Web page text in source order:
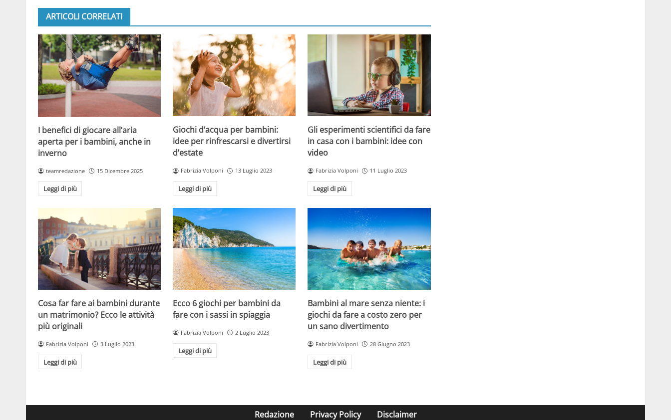
ARTICOLI CORRELATI
I benefici di giocare all’aria
aperta per i bambini, anche in
inverno
teamredazione 15 Dicembre 2025
Leggi di più
Giochi d’acqua per bambini:
idee per rinfrescarsi e divertirsi
d’estate
Fabrizia Volponi 13 Luglio 2023
Leggi di più
Gli esperimenti scientifici da fare
in casa con i bambini: idee con
video
Fabrizia Volponi 11 Luglio 2023
Leggi di più
Cosa far fare ai bambini durante
un matrimonio? Ecco le attività
più originali
Fabrizia Volponi 3 Luglio 2023
Leggi di più
Ecco 6 giochi per bambini da
fare con i sassi in spiaggia
Fabrizia Volponi 2 Luglio 2023
Leggi di più
Bambini al mare senza niente: i
giochi da fare a costo zero per
un sano divertimento
Fabrizia Volponi 28 Giugno 2023
Leggi di più
Redazione Privacy Policy Disclaimer